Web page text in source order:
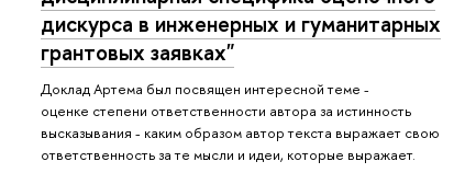
дискурса в инженерных и гуманитарных
грантовых заявках"
Доклад Артема был посвящен интересной теме -
оценке степени ответственности автора за истинность
высказывания - каким образом автор текста выражает свою
ответственность за те мысли и идеи, которые выражает.